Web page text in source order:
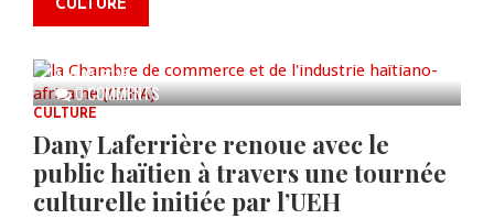
CULTURE
0 COMMENTS
anniversaire de la cérémonie du
AUG 05, 2026
CULTURE
Dany Laferrière renoue avec le
public haïtien à travers une tournée
culturelle initiée par l’UEH